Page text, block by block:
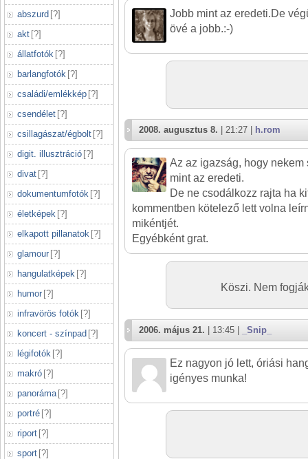
abszurd [?]
akt [?]
állatfotók [?]
barlangfotók [?]
családi/emlékkép [?]
csendélet [?]
csillagászat/égbolt [?]
digit. illusztráció [?]
divat [?]
dokumentumfotók [?]
életképek [?]
elkapott pillanatok [?]
glamour [?]
hangulatképek [?]
humor [?]
infravörös fotók [?]
koncert - színpad [?]
légifotók [?]
makró [?]
panoráma [?]
portré [?]
riport [?]
sport [?]
Jobb mint az eredeti.De
övé a jobb.:-)
2008. augusztus 8. | 21:27 | h.rom
Az az igazság, hogy
mint az eredeti.
De ne csodálkozz rajta ha
kommentben kötelező lett volna
mikéntjét.
Egyébként grat.
Köszi. Nem
2006. május 21. | 13:45 | _Snip_
Ez nagyon jó lett, óriási
igényes munka!